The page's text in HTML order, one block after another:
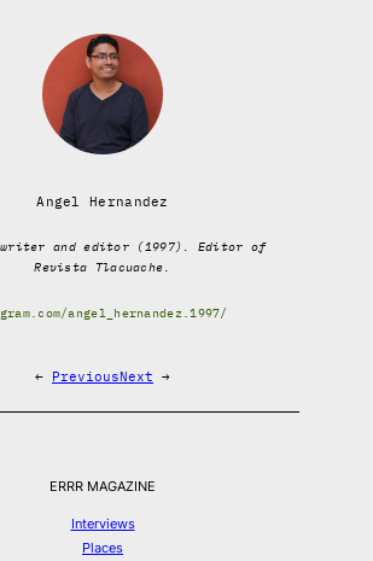
Angel Hernandez
writer and editor (1997). Editor of
Revista Tlacuache.
angel_hernandez.1997/
← PreviousNext →
ERRR MAGAZINE
Interviews
Places